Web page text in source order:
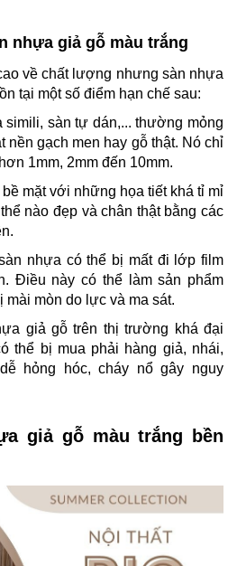
nhựa giả gỗ màu trắng
về chất lượng nhưng sàn nhựa
tại một số điểm hạn chế sau:
simili, sàn tự dán,... thường mỏng
nền gạch men hay gỗ thật. Nó chỉ
1mm, 2mm đến 10mm.
mặt với những họa tiết khá tỉ mỉ
nào đẹp và chân thật bằng các
nhựa có thể bị mất đi lớp film
Điều này có thể làm sản phẩm
mài mòn do lực và ma sát.
giả gỗ trên thị trường khá đại
thể bị mua phải hàng giả, nhái,
hỏng hóc, cháy nổ gây nguy
giả gỗ màu trắng bền